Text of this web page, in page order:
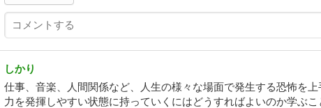
しかり
仕事、音楽、人間関係など、人生の様々な場面で発生する恐怖を
力を発揮しやすい状態に持っていくにはどうすればよいのか学ぶ